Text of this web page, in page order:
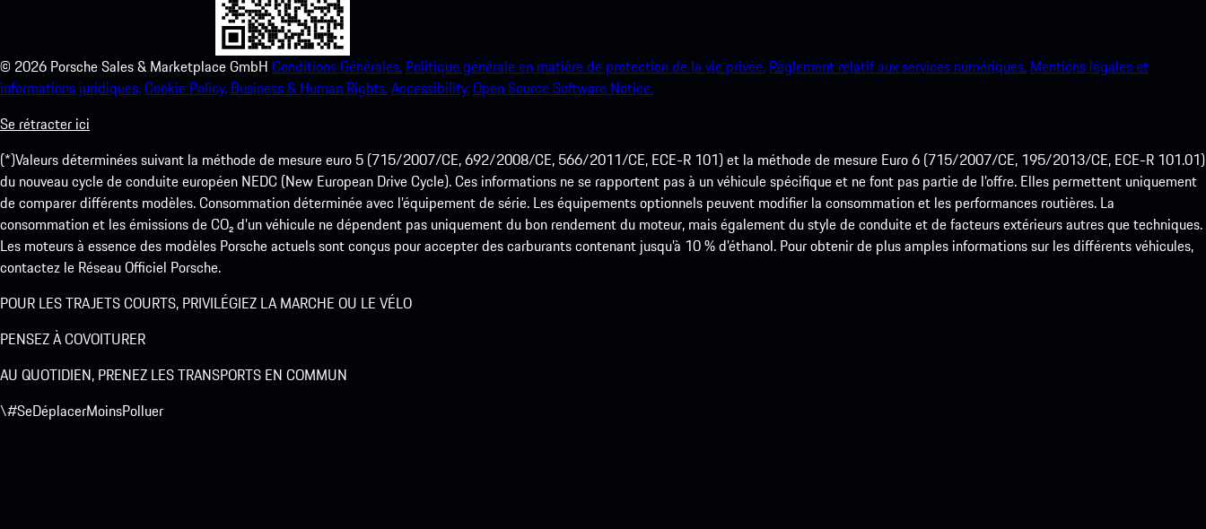
© 2026 Porsche Sales & Marketplace GmbH Conditions Générales. Politique générale en matière de protection de la vie privée. Règlement relatif aux services numériques. Mentions légales et
informations juridiques.Cookie Policy. Business & Human Rights.Accessibility.Open Source Software Notice.
Se rétracter ici
(*)Valeurs déterminées suivant la méthode de mesure euro 5 (715/2007/CE, 692/2008/CE, 566/2011/CE, ECE-R 101) et la méthode de mesure Euro 6 (715/2007/CE, 195/2013/CE, ECE-R 101.01)
du nouveau cycle de conduite européen NEDC (New European Drive Cycle). Ces informations ne se rapportent pas à un véhicule spécifique et ne font pas partie de l’offre. Elles permettent uniquement
de comparer différents modèles. Consommation déterminée avec l’équipement de série. Les équipements optionnels peuvent modifier la consommation et les performances routières. La
consommation et les émissions de CO₂ d’un véhicule ne dépendent pas uniquement du bon rendement du moteur, mais également du style de conduite et de facteurs extérieurs autres que techniques.
Les moteurs à essence des modèles Porsche actuels sont conçus pour accepter des carburants contenant jusqu’à 10 % d’éthanol. Pour obtenir de plus amples informations sur les différents véhicules,
contactez le Réseau Officiel Porsche.
POUR LES TRAJETS COURTS, PRIVILÉGIEZ LA MARCHE OU LE VÉLO
PENSEZ À COVOITURER
AU QUOTIDIEN, PRENEZ LES TRANSPORTS EN COMMUN
\#SeDéplacerMoinsPolluer